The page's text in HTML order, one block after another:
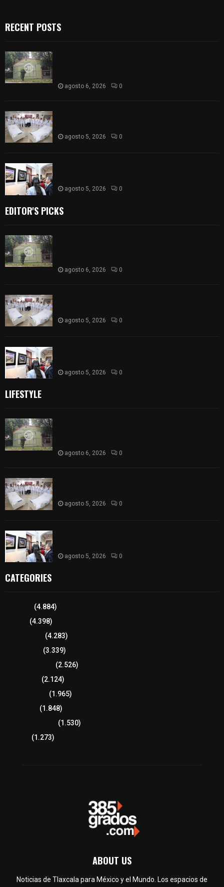
RECENT POSTS
agosto 6, 2026 0
agosto 5, 2026 0
agosto 5, 2026 0
EDITOR'S PICKS
agosto 6, 2026 0
agosto 5, 2026 0
agosto 5, 2026 0
LIFESTYLE
agosto 6, 2026 0
agosto 5, 2026 0
agosto 5, 2026 0
CATEGORIES
(4.884)
(4.398)
(4.283)
(3.339)
(2.526)
(2.124)
(1.965)
(1.848)
(1.530)
(1.273)
ABOUT US
Noticias de Tlaxcala para México y el Mundo. Los espacios de